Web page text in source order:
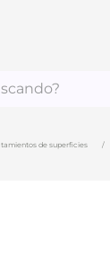
de superficies